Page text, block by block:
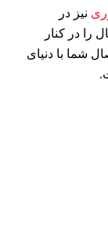
نیز در
را در کنار
شما با دنیای